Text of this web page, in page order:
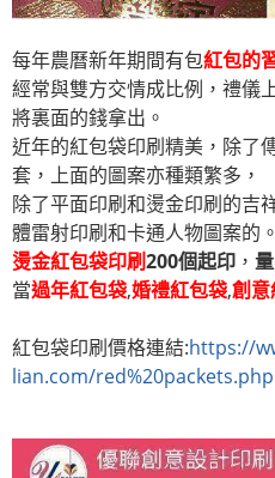
每年農曆新年期間有包紅包的
經常與雙方交情成比例，禮儀
將裏面的錢拿出。
近年的紅包袋印刷精美，除了
套，上面的圖案亦種類繁多，
除了平面印刷和燙金印刷的吉
體雷射印刷和卡通人物圖案的。
燙金紅包袋印刷200個起印 ，
當過年紅包袋,婚禮紅包袋,創
紅包袋印刷價格連結:https://
lian.com/red%20packets.php